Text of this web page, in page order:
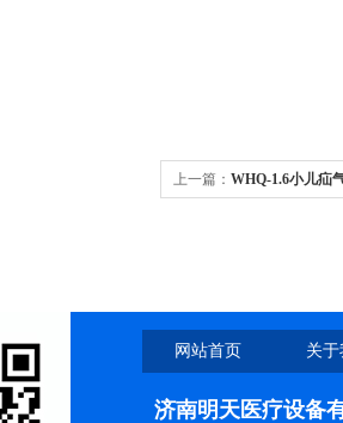
上一篇： WHQ-1.6小儿疝
网站首页 关
济南明天医疗设备